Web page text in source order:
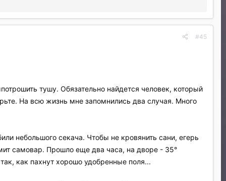
#45
тушу. Обязательно найдется человек, который
На всю жизнь мне запомнились два случая. Много
небольшого секача. Чтобы не кровянить сани, егерь
самовар. Прошло еще два часа, на дворе - 35°
как пахнут хорошо удобренные поля...